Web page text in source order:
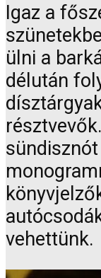
Igaz a
ülni a
délután
vehettünk.